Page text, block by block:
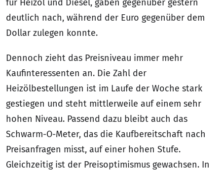
für Heizöl und Diesel, gaben gegenüber gestern
deutlich nach, während der Euro gegenüber dem
Dollar zulegen konnte.
Dennoch zieht das Preisniveau immer mehr
Kaufinteressenten an. Die Zahl der
Heizölbestellungen ist im Laufe der Woche stark
gestiegen und steht mittlerweile auf einem sehr
hohen Niveau. Passend dazu bleibt auch das
Schwarm-O-Meter, das die Kaufbereitschaft nach
Preisanfragen misst, auf einer hohen Stufe.
Gleichzeitig ist der Preisoptimismus gewachsen. In